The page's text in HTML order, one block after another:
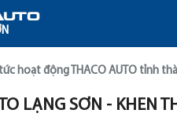
hoạt động THACO AUTO tỉnh
LẠNG SƠN - KHEN